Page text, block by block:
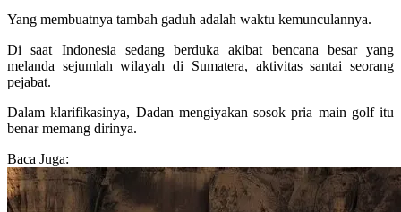
Yang membuatnya tambah gaduh adalah waktu kemunculannya.
Di saat Indonesia sedang berduka akibat bencana besar yang
melanda sejumlah wilayah di Sumatera, aktivitas santai seorang
pejabat.
Dalam klarifikasinya, Dadan mengiyakan sosok pria main golf itu
benar memang dirinya.
Baca Juga: